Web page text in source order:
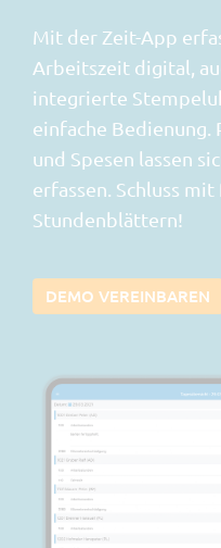
Mit der Zeit-App
Arbeitszeit digital,
integrierte
einfache Bedienung.
und Spesen lassen
erfassen. Schluss
Stundenblättern!
DEMO VEREINBAREN